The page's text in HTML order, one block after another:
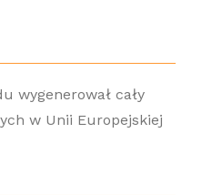
wygenerował cały
w Unii Europejskiej